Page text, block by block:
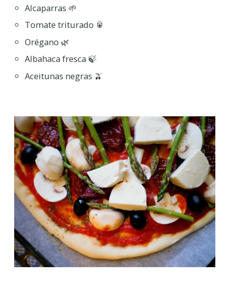
Alcaparras 🌱
Tomate triturado 🥫
Orégano 🌿
Albahaca fresca 🍃
Aceitunas negras 🫒